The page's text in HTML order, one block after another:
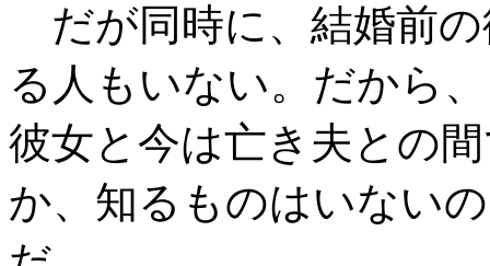
だが同時に、結婚前
る人もいない。だから、
彼女と今は亡き夫との
か、知るものはいないの